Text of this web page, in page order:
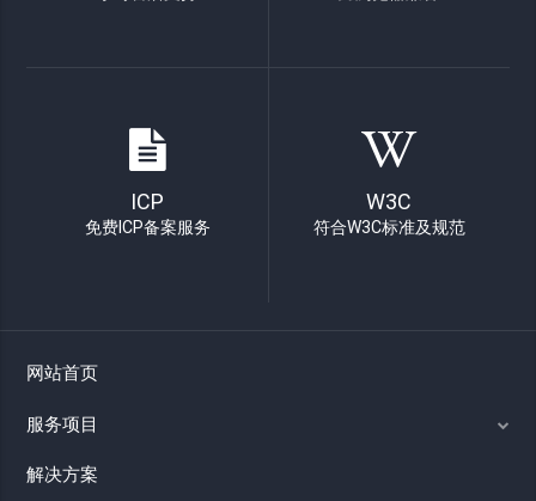
ICP
免费ICP备案服务
W3C
符合W3C标准及规范
网站首页
服务项目
解决方案